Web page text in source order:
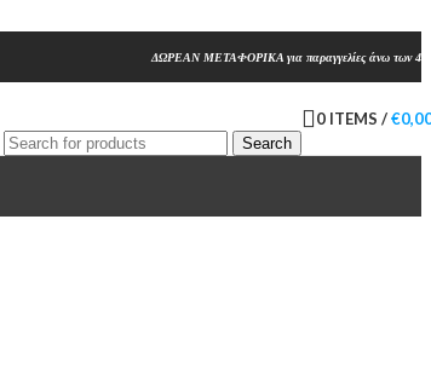
ΔΩΡΕΑΝ ΜΕΤΑΦΟΡΙΚΑ για παραγγελίες άνω των
Search
0 ITEMS /€